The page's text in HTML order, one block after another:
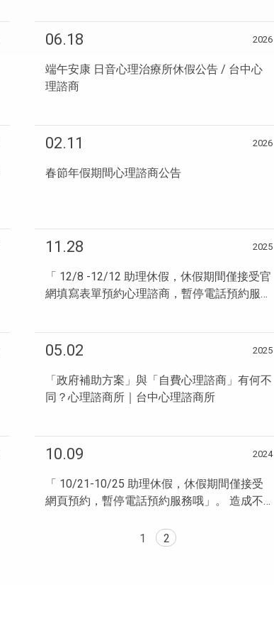
06.18 2026
端午安康 日音心理治療所休假公告 / 台中心
理諮商
02.11 2026
春節年假期間心理諮商公告
11.28 2025
「 12/8 -12/12 助理休假，休假期間僅接受官
網填寫表單預約心理諮商，暫停電話預約服務
05.02 2025
「政府補助方案」與「自費心理諮商」有何不
同？心理諮商所｜台中心理諮商所
10.09 2024
「 10/21-10/25 助理休假，休假期間僅接受
網頁預約，暫停電話預約服務哦」。 造成不
1 2